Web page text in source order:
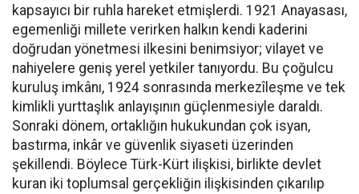
kapsayıcı bir ruhla hareket etmişlerdi. 1921 Anayasası,
egemenliği millete verirken halkın kendi kaderini
doğrudan yönetmesi ilkesini benimsiyor; vilayet ve
nahiyelere geniş yerel yetkiler tanıyordu. Bu çoğulcu
kuruluş imkânı, 1924 sonrasında merkezîleşme ve tek
kimlikli yurttaşlık anlayışının güçlenmesiyle daraldı.
Sonraki dönem, ortaklığın hukukundan çok isyan,
bastırma, inkâr ve güvenlik siyaseti üzerinden
şekillendi. Böylece Türk-Kürt ilişkisi, birlikte devlet
kuran iki toplumsal gerçekliğin ilişkisinden çıkarılıp